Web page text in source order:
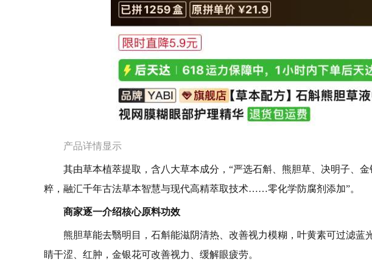
产品详情显示
其由草本植萃提取，含八大草本成分，“严选石斛、熊胆草、决明子、
粹，融汇千年古法草本智慧与现代高精萃取技术……零化学防腐剂添加”。
商家逐一介绍核心原料功效
熊胆草能去翳明目，石斛能滋阴清热、改善视力模糊，叶黄素可过滤蓝
睛干涩、红肿，金银花可改善视力、缓解眼疲劳。